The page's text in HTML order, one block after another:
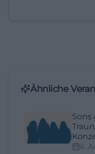
Ähnliche
Sons
6.